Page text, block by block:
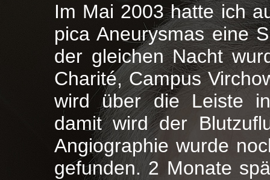
Im Mai 2003 hatte ich
pica Aneurysmas eine
der gleichen Nacht
Charité, Campus
wird über die Leiste
damit wird der
Angiographie wurde
gefunden. 2 Monate